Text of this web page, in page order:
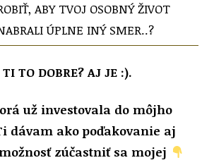
ABY TVOJ OSOBNÝ ŽIVOT
ÚPLNE INÝ SMER..?
TO DOBRE? AJ JE :).
už investovala do môjho
dávam ako poďakovanie aj
zúčastniť sa mojej